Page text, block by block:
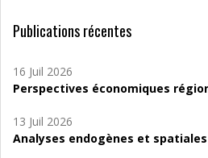
Publications récentes
16 Juil 2026
Perspectives économiques
13 Juil 2026
Analyses endogènes et spatiales